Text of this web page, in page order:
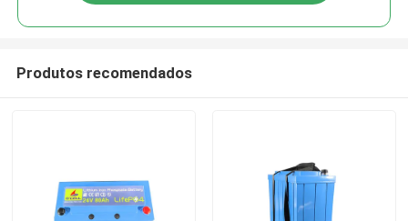
Produtos recomendados